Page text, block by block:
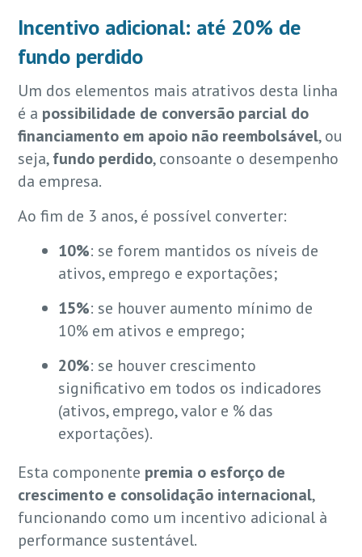
Incentivo adicional: até 20% de
fundo perdido
Um dos elementos mais atrativos desta linha
é a possibilidade de conversão parcial do
financiamento em apoio não reembolsável, ou
seja,fundo perdido, consoante o desempenho
da empresa.
Ao fim de 3 anos, é possível converter:
10%: se forem mantidos os níveis de
ativos, emprego e exportações;
15%: se houver aumento mínimo de
10% em ativos e emprego;
20%: se houver crescimento
significativo em todos os indicadores
(ativos, emprego, valor e % das
exportações).
Esta componente premia o esforço de
crescimento e consolidação internacional,
funcionando como um incentivo adicional à
performance sustentável.